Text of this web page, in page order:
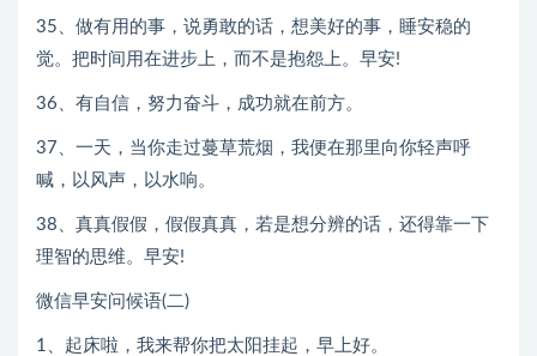
35、做有用的事，说勇敢的话，想美好的事，睡安稳的
觉。把时间用在进步上，而不是抱怨上。早安!
36、有自信，努力奋斗，成功就在前方。
37、一天，当你走过蔓草荒烟，我便在那里向你轻声呼
喊，以风声，以水响。
38、真真假假，假假真真，若是想分辨的话，还得靠一下
理智的思维。早安!
微信早安问候语(二)
1、起床啦，我来帮你把太阳挂起，早上好。